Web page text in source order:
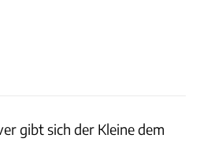
gibt sich der Kleine dem